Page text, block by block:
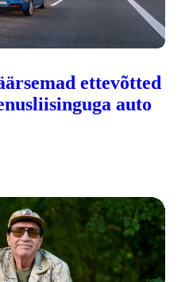
ettevõtted
auto